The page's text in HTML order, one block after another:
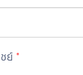
ย์ *